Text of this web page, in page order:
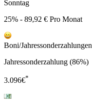
Sonntag
25% - 89,92 € Pro Monat
Boni/Jahressonderzahlungen
Jahressonderzahlung (86%)
3.096€*